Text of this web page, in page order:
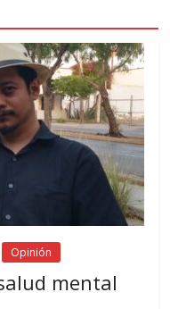
Opinión
mental